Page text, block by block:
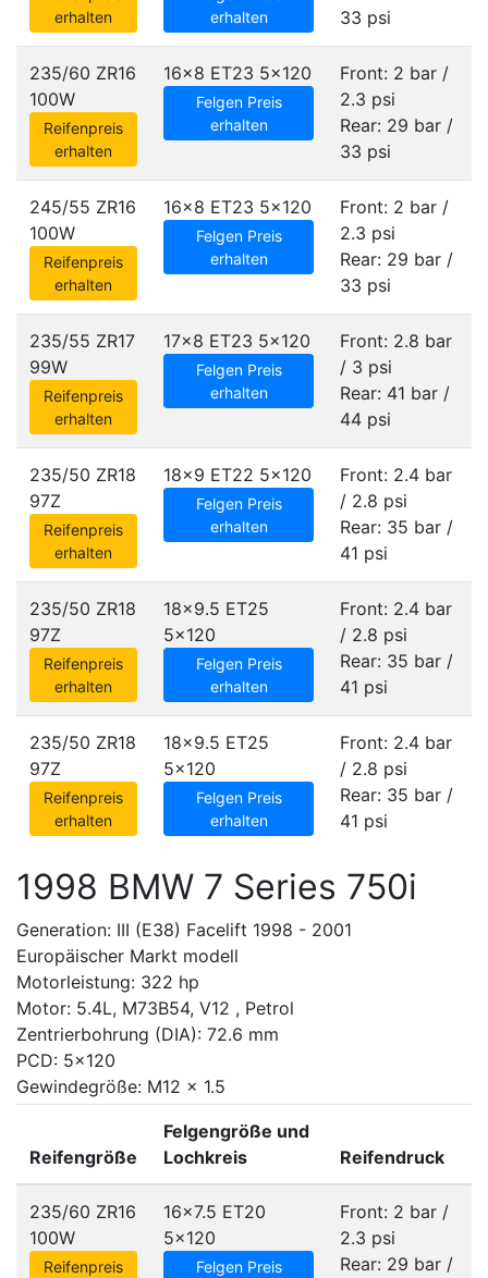
erhalten
erhalten
33 psi
235/60 ZR16
100W
Reifenpreis
erhalten
16x8 ET23 5x120
Felgen Preis
erhalten
Front: 2 bar /
2.3 psi
Rear: 29 bar /
33 psi
245/55 ZR16
100W
Reifenpreis
erhalten
16x8 ET23 5x120
Felgen Preis
erhalten
Front: 2 bar /
2.3 psi
Rear: 29 bar /
33 psi
235/55 ZR17
99W
Reifenpreis
erhalten
17x8 ET23 5x120
Felgen Preis
erhalten
Front: 2.8 bar
/ 3 psi
Rear: 41 bar /
44 psi
235/50 ZR18
97Z
Reifenpreis
erhalten
18x9 ET22 5x120
Felgen Preis
erhalten
Front: 2.4 bar
/ 2.8 psi
Rear: 35 bar /
41 psi
235/50 ZR18
97Z
Reifenpreis
erhalten
18x9.5 ET25
5x120
Felgen Preis
erhalten
Front: 2.4 bar
/ 2.8 psi
Rear: 35 bar /
41 psi
235/50 ZR18
97Z
Reifenpreis
erhalten
18x9.5 ET25
5x120
Felgen Preis
erhalten
Front: 2.4 bar
/ 2.8 psi
Rear: 35 bar /
41 psi
1998 BMW 7 Series 750i
Generation: III (E38) Facelift 1998 - 2001
Europäischer Markt modell
Motorleistung: 322 hp
Motor: 5.4L, M73B54, V12 , Petrol
Zentrierbohrung (DIA): 72.6 mm
PCD: 5x120
Gewindegröße: M12 x 1.5
Reifengröße
Felgengröße und
Lochkreis
Reifendruck
235/60 ZR16
100W
Reifenpreis
16x7.5 ET20
5x120
Felgen Preis
Front: 2 bar /
2.3 psi
Rear: 29 bar /